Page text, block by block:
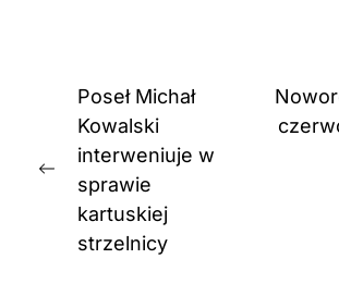
Nawigacja
wpisu
Previous
post:
Poseł Michał
Kowalski
interweniuje w
sprawie
kartuskiej
strzelnicy